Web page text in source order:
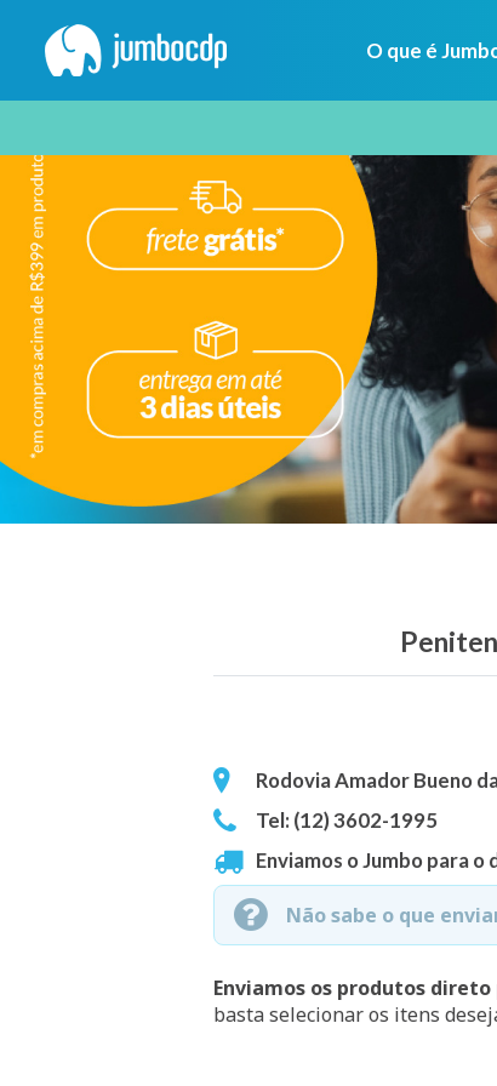
O que é
Rodovia Amador Bueno
Tel: (12) 3602-1995
Enviamos o Jumbo para
Não sabe o que
Enviamos os produtos
basta selecionar os itens